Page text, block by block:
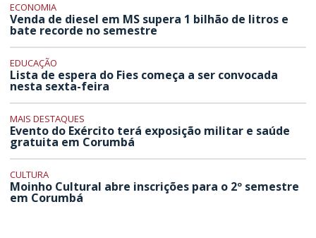
ECONOMIA
Venda de diesel em MS supera 1 bilhão de litros e
bate recorde no semestre
EDUCAÇÃO
Lista de espera do Fies começa a ser convocada
nesta sexta-feira
MAIS DESTAQUES
Evento do Exército terá exposição militar e saúde
gratuita em Corumbá
CULTURA
Moinho Cultural abre inscrições para o 2º semestre
em Corumbá